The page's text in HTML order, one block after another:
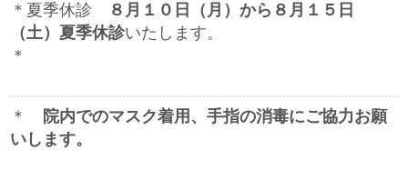
＊夏季休診
８月１０日（月）から８月１５日
（土）夏季休診いたします。
＊
＊
院内でのマスク着用、手指の消毒にご協力お願
いします。